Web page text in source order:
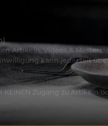
Artikeln, Videos &
kann jederzeit
Zugang zu Artikeln